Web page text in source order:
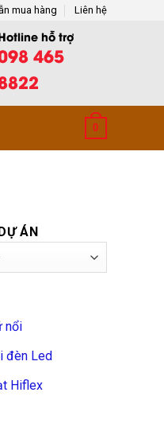
mua hàng Liên hệ
hỗ trợ
465
0
ÁN
nổi
đèn Led
Hiflex